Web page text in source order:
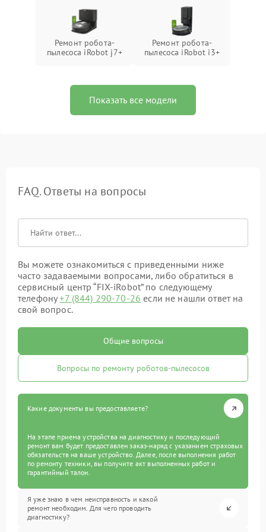
Ремонт робота-
пылесоса iRobot j7+
Ремонт робота-
пылесоса iRobot i3+
Показать все модели
FAQ. Ответы на вопросы
Вы можете ознакомиться с приведенными ниже
часто задаваемыми вопросами, либо обратиться в
сервисный центр “FIX-iRobot” по следующему
телефону+7 (844) 290-70-26 если не нашли ответ на
свой вопрос.
Общие вопросы
Вопросы по ремонту роботов-пылесосов
Какие документы вы предоставляете?
На этапе приема устройства на диагностику и последующий
ремонт вам будет предоставлен заказ-наряд с указанием страховых
обязательств на ваше устройство. Далее, после выполнения работ
по ремонту техники, вы получите акт выполненных работ и
гарантийный талон.
Я уже знаю в чем неисправность и какой
ремонт необходим. Для чего проводить
диагностику?